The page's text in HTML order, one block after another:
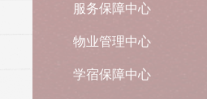
服务保障中心
物业管理中心
学宿保障中心